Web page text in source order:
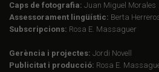
Caps de fotografia: Juan Miguel Morales
Assessorament lingüístic: Berta
Subscripcions: Rosa E. Massaguer
Gerència i projectes: Jordi Novell
Publicitat i producció: Rosa E.